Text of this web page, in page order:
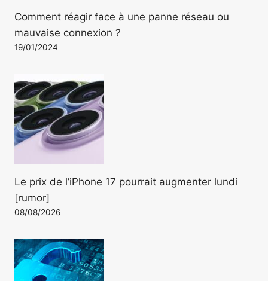
Comment réagir face à une panne réseau ou
mauvaise connexion ?
19/01/2024
Le prix de l’iPhone 17 pourrait augmenter lundi
[rumor]
08/08/2026